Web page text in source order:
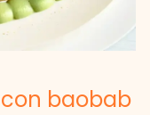
baobab